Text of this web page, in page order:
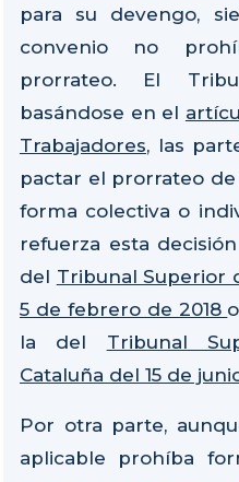
para su devengo,
convenio no
prorrateo. El
basándose en el
Trabajadores, las
pactar el prorrateo
forma colectiva o
refuerza esta
del Tribunal Superior
5 de febrero de 2018
la del Tribunal
Cataluña del 15 de
Por otra parte,
aplicable prohíba